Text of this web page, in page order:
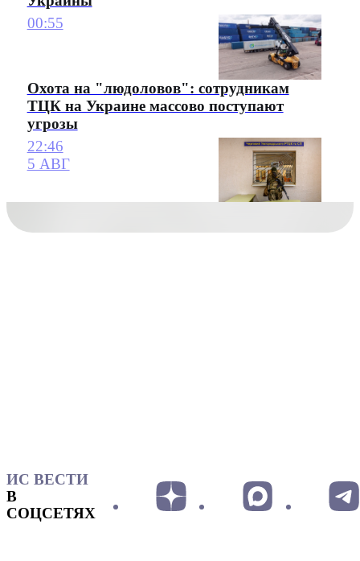
00:55
Охота на "людоловов": сотрудникам
ТЦК на Украине массово поступают
угрозы
22:46
5 АВГ
ИС ВЕСТИ
В
СОЦСЕТЯХ